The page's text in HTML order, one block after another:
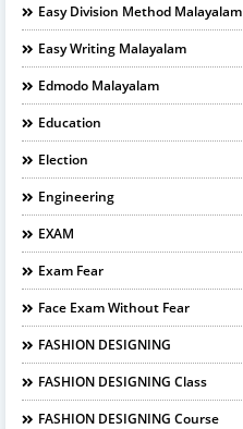
Easy Division Method Malayalam
Easy Writing Malayalam
Edmodo Malayalam
Education
Election
Engineering
EXAM
Exam Fear
Face Exam Without Fear
FASHION DESIGNING
FASHION DESIGNING Class
FASHION DESIGNING Course